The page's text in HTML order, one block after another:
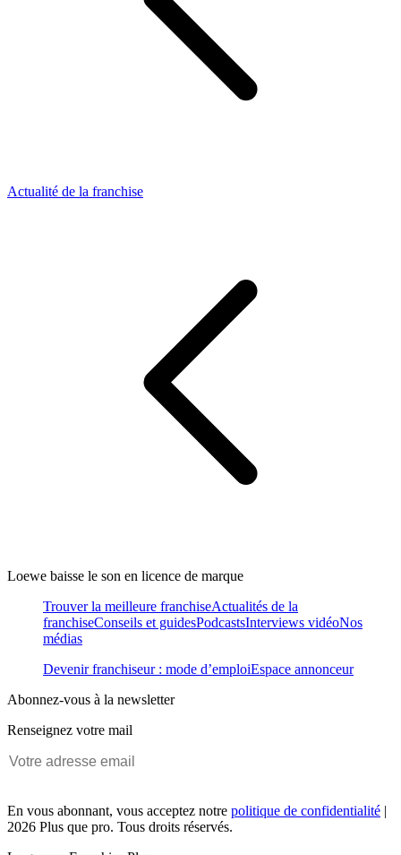
Actualité de la franchise
Loewe baisse le son en licence de marque
Trouver la meilleure franchiseActualités de la
franchiseConseils et guidesPodcastsInterviews vidéoNos
médias
Devenir franchiseur : mode d’emploiEspace annonceur
Abonnez-vous à la newsletter
Renseignez votre mail
En vous abonnant, vous acceptez notre politique de confidentialité |
2026 Plus que pro. Tous droits réservés.